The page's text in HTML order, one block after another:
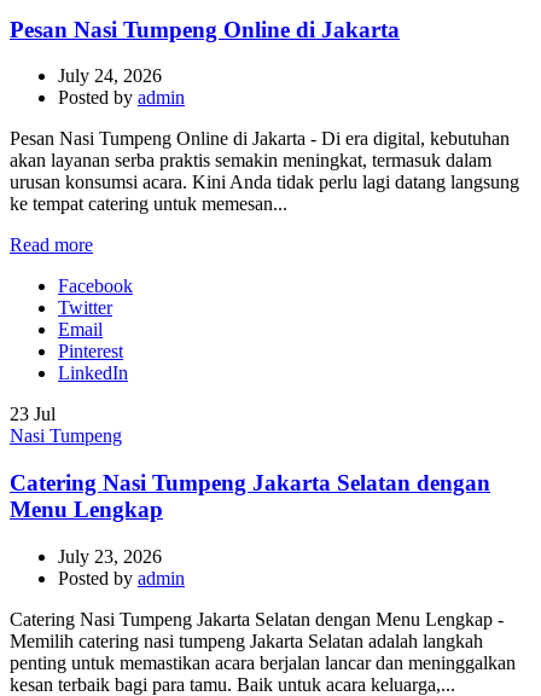
Pesan Nasi Tumpeng Online di Jakarta
July 24, 2026
Posted by admin
Pesan Nasi Tumpeng Online di Jakarta - Di era digital, kebutuhan
akan layanan serba praktis semakin meningkat, termasuk dalam
urusan konsumsi acara. Kini Anda tidak perlu lagi datang langsung
ke tempat catering untuk memesan...
Read more
Facebook
Twitter
Email
Pinterest
LinkedIn
23 Jul
Nasi Tumpeng
Catering Nasi Tumpeng Jakarta Selatan dengan
Menu Lengkap
July 23, 2026
Posted by admin
Catering Nasi Tumpeng Jakarta Selatan dengan Menu Lengkap -
Memilih catering nasi tumpeng Jakarta Selatan adalah langkah
penting untuk memastikan acara berjalan lancar dan meninggalkan
kesan terbaik bagi para tamu. Baik untuk acara keluarga,...